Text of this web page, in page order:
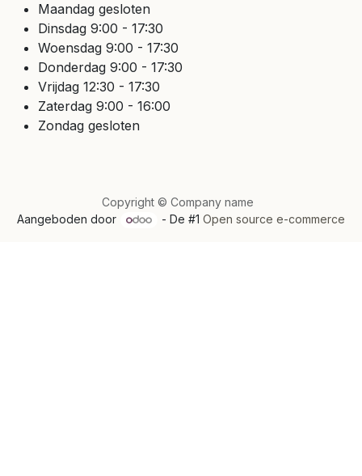
Maandag gesloten
Dinsdag 9:00 - 17:30
Woensdag 9:00 - 17:30
Donderdag 9:00 - 17:30
Vrijdag 12:30 - 17:30
Zaterdag 9:00 - 16:00
Zondag gesloten
Copyright © Company name
Aangeboden door
- De #1Open source e-commerce